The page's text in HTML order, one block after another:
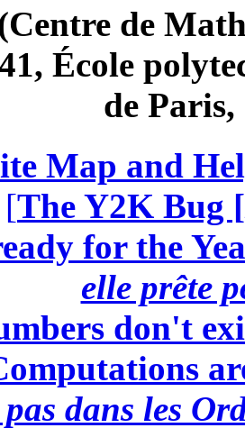
de
École
de
Map and
[The Y2K Bug [
for the
elle prête
don't
dans les